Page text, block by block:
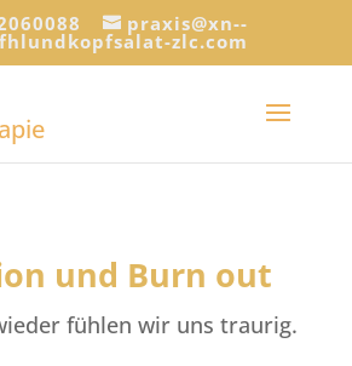
praxis@xn--
zlc.com
und Burn out
fühlen wir uns traurig.